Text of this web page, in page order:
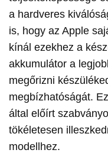
a hardveres
is, hogy az Apple
kínál ezekhez a
akkumulátor a
megőrizni
megbízhatóságát.
által előírt
tökéletesen
modellhez.